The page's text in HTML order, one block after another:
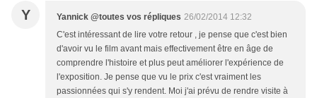
Y Yannick @toutes vos répliques 26/02/2014 12:32
C'est intéressant de lire votre retour , je pense que c'est bien
d'avoir vu le film avant mais effectivement être en âge de
comprendre l'histoire et plus peut améliorer l'expérience de
l'exposition. Je pense que vu le prix c'est vraiment les
passionnées qui s'y rendent. Moi j'ai prévu de rendre visite à